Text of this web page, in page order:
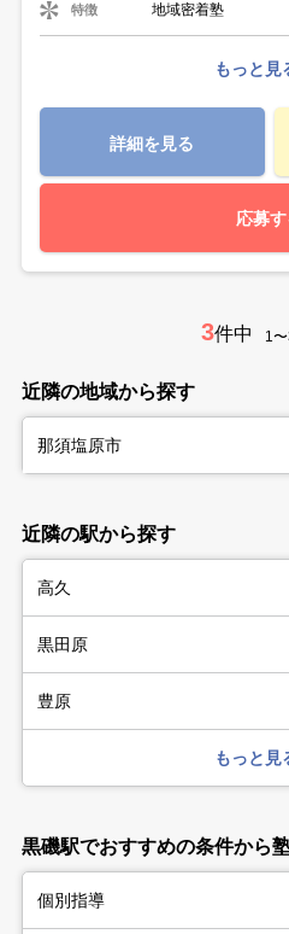
特徴 地域密着塾
もっと見
詳細を見る
応募
3件中 1
近隣の地域から探す
那須塩原市
近隣の駅から探す
高久
黒田原
豊原
もっと見
黒磯駅でおすすめの条件から
個別指導